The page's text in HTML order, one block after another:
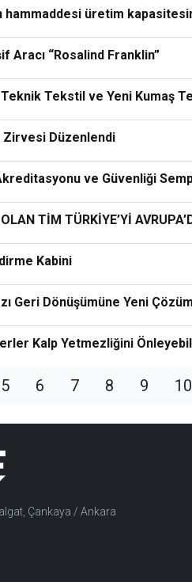
hammaddesi üretim
Aracı “Rosalind Franklin”
Tekstil ve Yeni Kumaş
Zirvesi Düzenlendi
ve Güvenliği
TİM TÜRKİYE’Yİ
Kabini
Geri Dönüşümüne Yeni
Kalp Yetmezliğini
5 6 7 8 9 10
Çankaya / Ankara